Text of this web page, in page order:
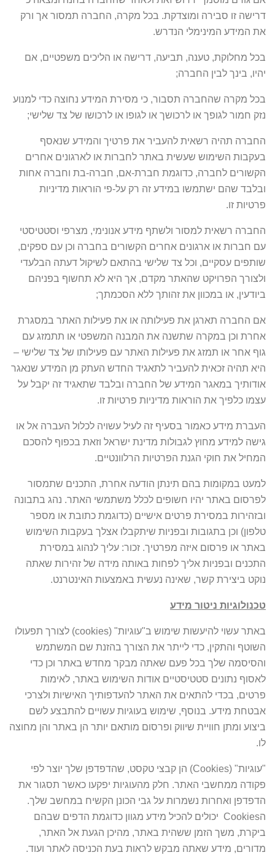
דרישה זו סבירה ומוצדקת. בכל מקרה, החברה תמסור אך ורק
את המידע המינימלי הנדרש.
בכל מחלוקת, טענה, תביעה, דרישה או הליכים משפטיים, אם
יהיו, בינך לבין החברה;
בכל מקרה שהחברה תסבור, כי מסירת המידע נחוצה כדי למנוע
נזק חמור לגופך או לרכושך או לגופו או לרכושו של צד שלישי;
החברה תהיה רשאית להעביר את פרטיך והמידע שנאסף
בעקבות השימוש שעשית באתר לחברות או לארגונים אחרים
הקשורים לחברה, כדוגמת חברת-אם, חברה-בת וחברה אחות
ובלבד שהם ישתמשו במידע זה רק על-פי הוראות מדיניות
פרטיות זו.
החברה רשאית למסור ולשתף מידע אנונימי, מצרפי וסטטיסטי
עם חברות או ארגונים אחרים הקשורים בחברה וכן עם ספקים,
שותפים עסקיים, וכל צד שלישי בהתאם לשיקול דעתה הבלעדי
ולצורך הפרויקט שהאתר מקדם, אך היא לא תחשוף בפניהם
ביודעין, או במכוון את זהותך ללא הסכמתך;
אם החברה תארגן את פעילותה או את פעילות האתר במסגרת
אחרת וכן במקרה שתשנה את המבנה המשפטי או תתמזג עם
גוף אחר או תמזג את פעילות האתר עם פעילותו של צד שלישי –
היא תהיה זכאית להעביר לתאגיד החדש העתק מן המידע שנאגר
אודותיך במאגר המידע של החברה ובלבד שתאגיד זה יקבל על
עצמו כלפיך את הוראות מדיניות פרטיות זו.
העברת מידע כאמור בסעיף זה לעיל עשויה לכלול העברה אל או
גישה למידע מחוץ לגבולות מדינת ישראל וזאת בכפוף להסכם
המחיל את חוקי הגנת הפרטיות הרלוונטיים.
למעט במקומות בהם תינתן הודעה אחרת, התכנים שתמסור
לפרסום באתר יהיו חשופים לכלל משתמשי האתר. נהג בתבונה
ובזהירות במסירת פרטים אישיים (כדוגמת כתובת או מספר
טלפון) וכן בתגובות ובפניות שיתקבלו אצלך בעקבות השימוש
באתר או פרסום איזה מפרטיך. זכור: עליך לנהוג במסירת
התכנים ובפניות אליך לפחות באותה מידה של זהירות שאתה
נוקט ביצירת קשר, שאינה נעשית באמצעות האינטרנט.
טכנולוגיות ניטור מידע
באתר עשוי להיעשות שימוש ב"עוגיות" (cookies) לצורך תפעולו
השוטף והתקין, כדי לייתר את הצורך בהזנת שם המשתמש
והסיסמה שלך בכל פעם שאתה מבקר מחדש באתר וכן כדי
לאסוף נתונים סטטיסטיים אודות השימוש באתר, לאימות
פרטים, בכדי להתאים את האתר להעדפותיך האישיות ולצרכי
אבטחת מידע. בנוסף, שימוש בעוגיות עשויים להתבצע לשם
ביצוע ומתן חוויית שיווק ופרסום מותאם יותר הן באתר והן מחוצה
לו.
"עוגיות" (Cookies) הן קבצי טקסט, שהדפדפן שלך יוצר לפי
פקודה ממחשבי האתר. חלק מהעוגיות יפקעו כאשר תסגור את
הדפדפן ואחרות נשמרות על גבי הכונן הקשיח במחשב שלך.
הCookies יכולים להכיל מידע מגוון כדוגמת הדפים שבהם
ביקרת, משך הזמן ששהית באתר, מהיכן הגעת אל האתר,
מדורים, מידע שאתה מבקש לראות בעת הכניסה לאתר ועוד.